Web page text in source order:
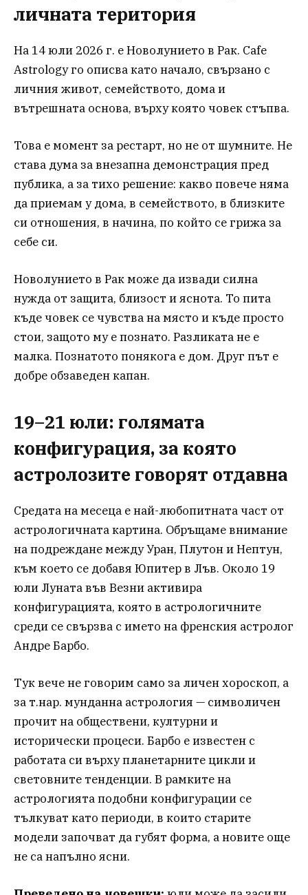
личната територия
На 14 юли 2026 г. е Новолунието в Рак. Cafe
Astrology го описва като начало, свързано с
личния живот, семейството, дома и
вътрешната основа, върху която човек стъпва.
Това е момент за рестарт, но не от шумните. Не
става дума за внезапна демонстрация пред
публика, а за тихо решение: какво повече няма
да приемам у дома, в семейството, в близките
си отношения, в начина, по който се грижа за
себе си.
Новолунието в Рак може да извади силна
нужда от защита, близост и яснота. То пита
къде човек се чувства на място и къде просто
стои, защото му е познато. Разликата не е
малка. Познатото понякога е дом. Друг път е
добре обзаведен капан.
19–21 юли: голямата
конфигурация, за която
астролозите говорят отдавна
Средата на месеца е най-любопитната част от
астрологичната картина. Обръщаме внимание
на подреждане между Уран, Плутон и Нептун,
към което се добавя Юпитер в Лъв. Около 19
юли Луната във Везни активира
конфигурацията, която в астрологичните
среди се свързва с името на френския астролог
Андре Барбо.
Тук вече не говорим само за личен хороскоп, а
за т.нар. мунданна астрология — символичен
прочит на обществени, културни и
исторически процеси. Барбо е известен с
работата си върху планетарните цикли и
световните тенденции. В рамките на
астрологията подобни конфигурации се
тълкуват като периоди, в които старите
модели започват да губят форма, а новите още
не са напълно ясни.